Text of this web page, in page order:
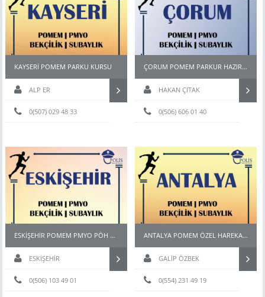
KAYSERİ POMEM PARKU KURSU
ALP ER
0(507) 029 48 33
ÇORUM POMEM PARKUR HAZIRLIK KURSU
HAKAN ÇITAK
0(506) 606 01 40
ESKİŞEHİR POMEM PMYO PÖH BEKÇİ KURSU
ESKİŞEHİR
0(506) 103 49 01
ANTALYA POMEM ÖZEL HAREKAT PAEM PMYO KURSU
GALİP ÖZBEK
0(554) 231 49 19